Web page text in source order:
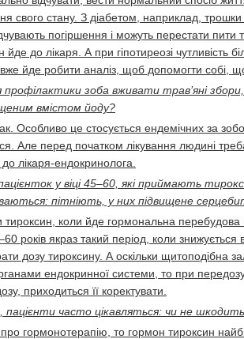
свого стану. З діабетом, наприклад,
погіршення і можуть перестати
йде до лікаря. А при гіпотиреозі
вже йде робити аналіз, щоб допомогти собі,
зоба вживати трав’яні
вмістом йоду?
Особливо це стосується ендемічних за
Але перед початком лікування людині
до лікаря-ендокринолога.
у віці 45–60, які приймають
пітніють, у них підвищене
коли йде гормональна перебудова
років якраз такий період, коли
дозу тироксину. А оскільки
ендокринної системи, то при
приходиться її коректувати.
пацієнти часто цікавляться: чи не
гормонотерапію, то гормон тироксин